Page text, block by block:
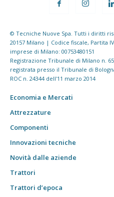
© Tecniche Nuove Spa. Tutti i diritti
20157 Milano | Codice fiscale, Partita
imprese di Milano: 00753480151
Registrazione Tribunale di Milano n.
registrata presso il Tribunale di
ROC n. 24344 dell'11 marzo 2014
Economia e Mercati
Attrezzature
Componenti
Innovazioni tecniche
Novità dalle aziende
Trattori
Trattori d’epoca